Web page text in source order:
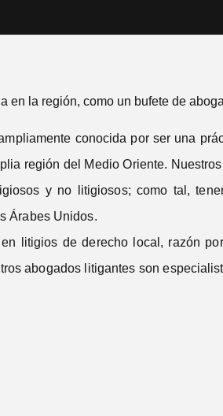
en la región, como un bufete de
conocida por ser una
región del Medio Oriente.
y no litigiosos; como tal,
Árabes Unidos.
litigios de derecho local, razón
abogados litigantes son